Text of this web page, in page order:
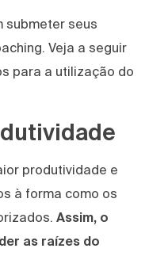
submeter seus
Veja a seguir
para a utilização do
produtividade e
à forma como os
Assim, o
as raízes do